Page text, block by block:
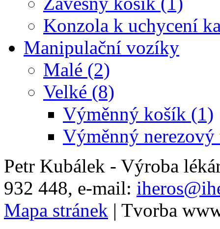
Konzola k uchycení
Manipulační vozíky
Malé (2)
Velké (8)
Výměnný košík (1)
Výměnný nerezový
Petr Kubálek - Výroba
932 448, e-mail:
Mapa stránek | Tvorba